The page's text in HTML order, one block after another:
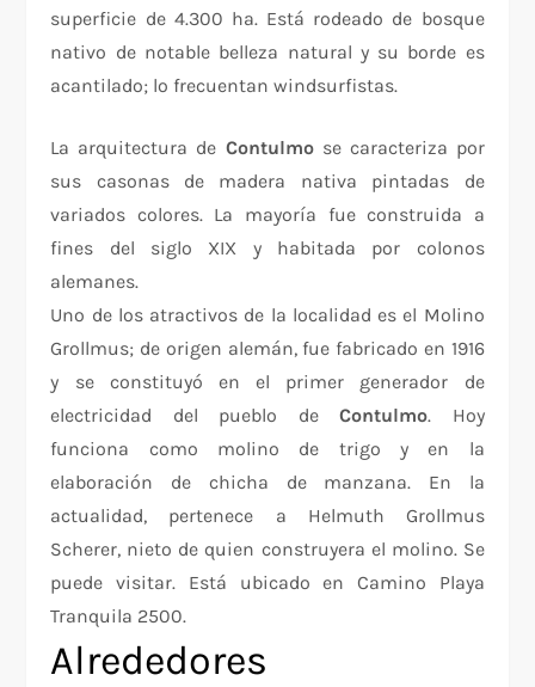
superficie de 4.300 ha. Está rodeado de bosque
nativo de notable belleza natural y su borde es
acantilado; lo frecuentan windsurfistas.
La arquitectura de Contulmose caracteriza por
sus casonas de madera nativa pintadas de
variados colores. La mayoría fue construida a
fines del siglo XIX y habitada por colonos
alemanes.
Uno de los atractivos de la localidad es el Molino
Grollmus; de origen alemán, fue fabricado en 1916
y se constituyó en el primer generador de
electricidad del pueblo deContulmo. Hoy
funciona como molino de trigo y en la
elaboración de chicha de manzana. En la
actualidad, pertenece a Helmuth Grollmus
Scherer, nieto de quien construyera el molino. Se
puede visitar. Está ubicado en Camino Playa
Tranquila 2500.
Alrededores